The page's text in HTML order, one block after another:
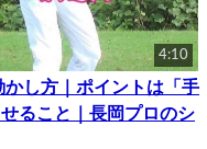
4:10
し方｜ポイントは「手
ること｜長岡プロのシ